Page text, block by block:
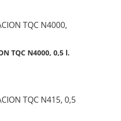
TQC N4000, 0,5 l.